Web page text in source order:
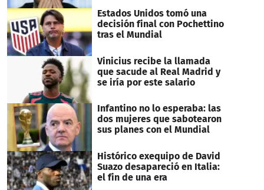
Estados Unidos tomó una
decisión final con Pochettino
tras el Mundial
Vinicius recibe la llamada
que sacude al Real Madrid y
se iría por este salario
Infantino no lo esperaba: las
dos mujeres que sabotearon
sus planes con el Mundial
Histórico exequipo de David
Suazo desapareció en Italia:
el fin de una era